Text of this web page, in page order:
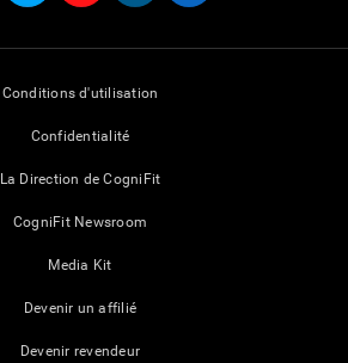
Conditions d'utilisation
Confidentialité
La Direction de CogniFit
CogniFit Newsroom
Media Kit
Devenir un affilié
Devenir revendeur